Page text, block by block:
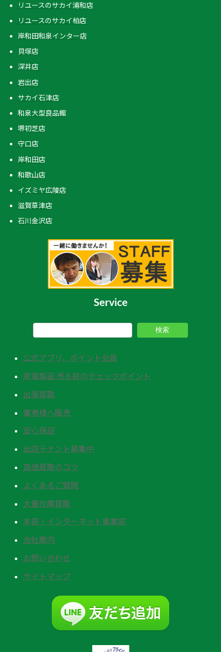
リユースのサカイ浦和店
リユースのサカイ柏店
岸和田和泉インター店
貝塚店
深井店
岩出店
サカイ石津店
和泉大型良品館
堺初芝店
守口店
岸和田店
和歌山店
イズミヤ広陵店
滋賀草津店
石川金沢店
Service
検索
公式アプリ、ポイント会員
家電製品 売る前のチェックポイント
出張買取
業者様へ販売
安心保証
出店テナント募集中
高価買取のコツ
よくあるご質問
大量在庫買取
本部・インターネット事業部
会社案内
お問い合わせ
サイトマップ